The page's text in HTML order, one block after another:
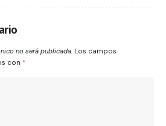
no será publicada. Los campos
con *